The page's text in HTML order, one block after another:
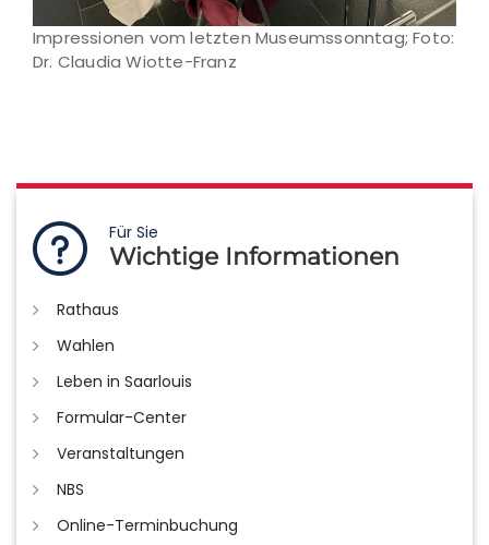
Impressionen vom letzten Museumssonntag; Foto:
Dr. Claudia Wiotte-Franz
Für Sie
Wichtige Informationen
Rathaus
Wahlen
Leben in Saarlouis
Formular-Center
Veranstaltungen
NBS
Online-Terminbuchung